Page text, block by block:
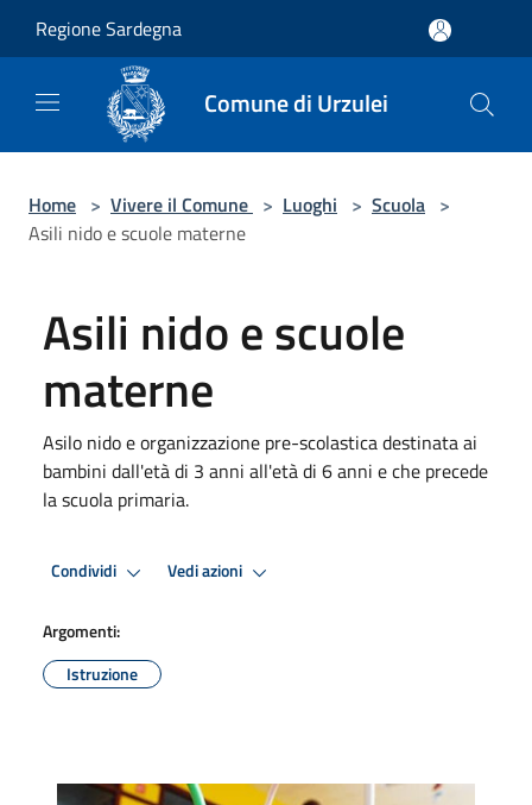
Regione Sardegna
Comune di Urzulei
Home > Vivere il Comune > Luoghi > Scuola >
Asili nido e scuole materne
Asili nido e scuole
materne
Asilo nido e organizzazione pre-scolastica destinata ai
bambini dall'età di 3 anni all'età di 6 anni e che precede
la scuola primaria.
Condividi Vedi azioni
Argomenti:
Istruzione